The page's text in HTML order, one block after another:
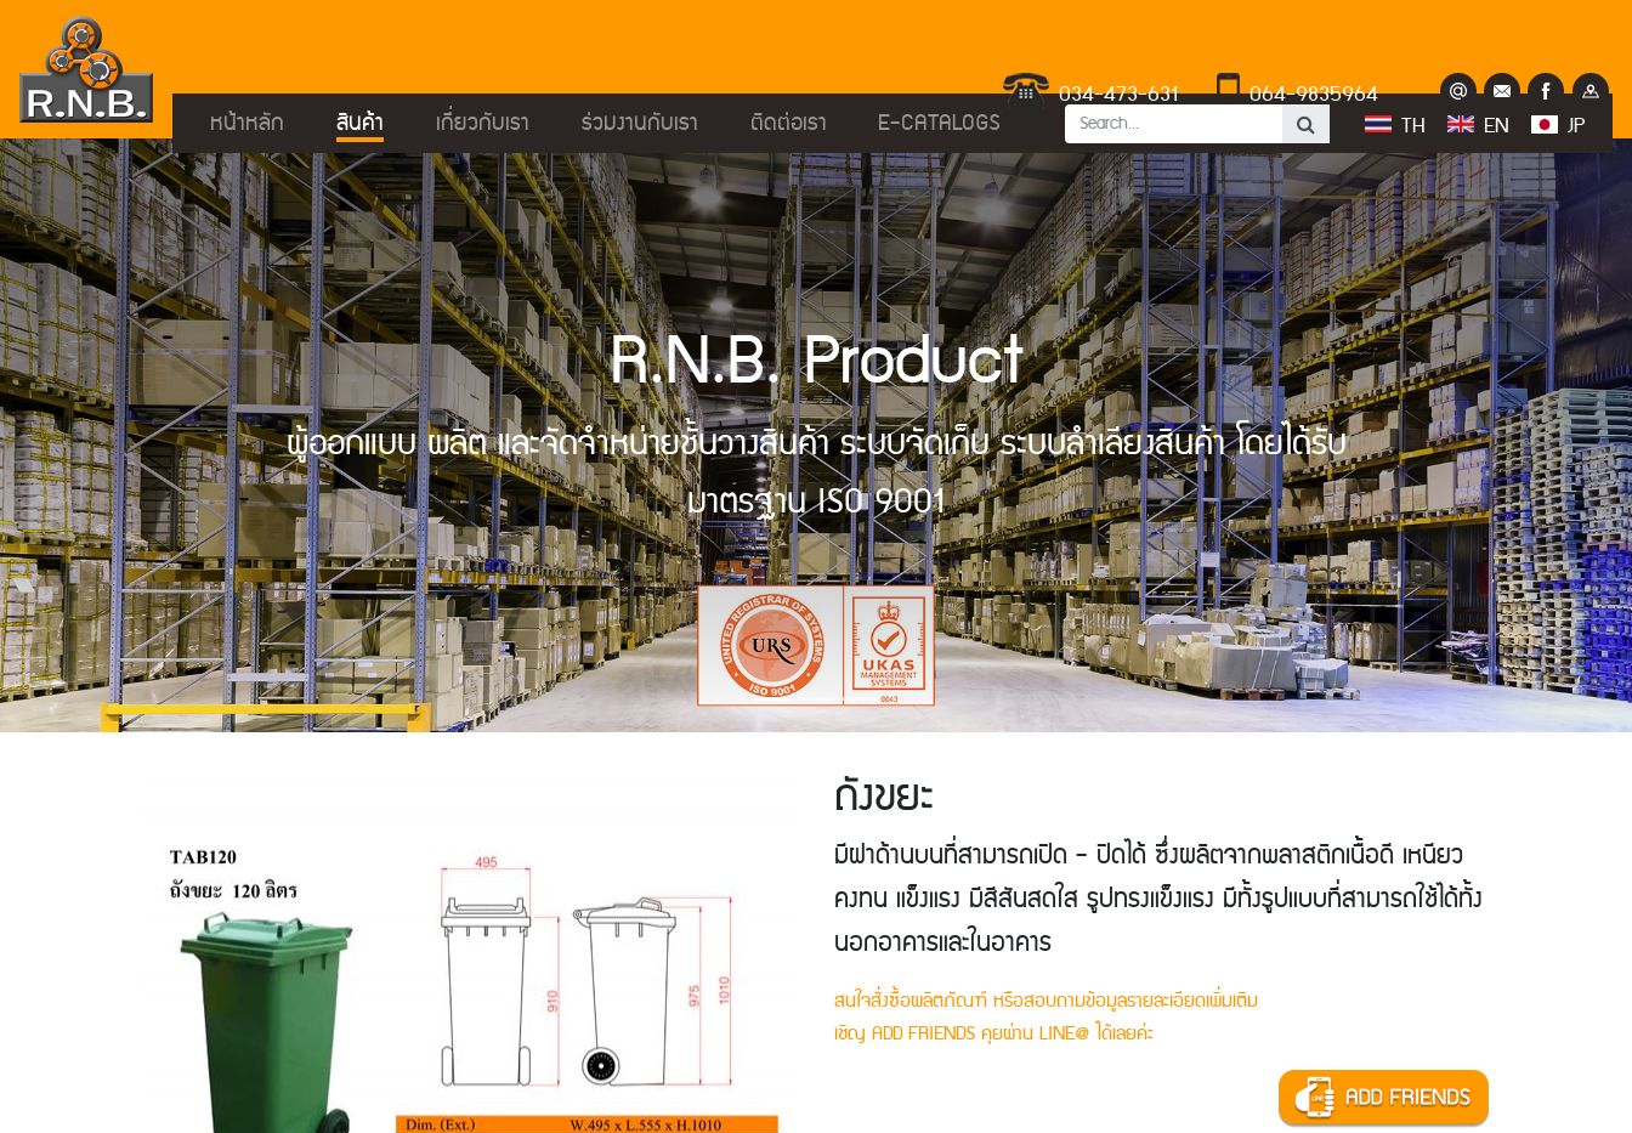
034-473-631 064-9835964
หน้าหลัก สินค้า เกี่ยวกับเรา ร่วมงานกับเรา ติดต่อเรา E-CATALOGS TH EN JP
R.N.B. Product
ผู้ออกแบบ ผลิต และจัดจำหน่ายชั้นวางสินค้า ระบบจัดเก็บ ระบบลำเลียงสินค้า โดยได้รับ
มาตรฐาน ISO 9001
ถังขยะ
มีฝาด้านบนที่สามารถเปิด - ปิดได้ ซึ่งผลิตจากพลาสติกเนื้อดี เหนียว
คงทน แข็งแรง มีสีสันสดใส รูปทรงแข็งแรง มีทั้งรูปแบบที่สามารถใช้ได้ทั้ง
นอกอาคารและในอาคาร
สนใจสั่งซื้อผลิตภัณฑ์ หรือสอบถามข้อมูลรายละเอียดเพิ่มเติม
เชิญ ADD FRIENDS คุยผ่าน LINE@ ได้เลยค่ะ